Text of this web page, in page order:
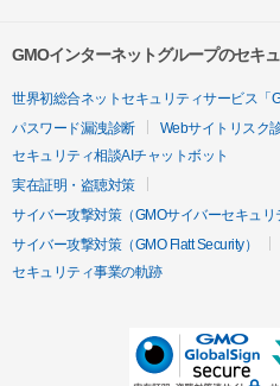
GMOインターネットグループのセキ
世界初総合ネットセキュリティサービス「
パスワード漏洩診断
Webサイトリスク
セキュリティ相談AIチャットボット
実在証明・盗聴対策
サイバー攻撃対策（GMOサイバーセキュリ
サイバー攻撃対策（GMO Flatt Security）
セキュリティ事業の軌跡